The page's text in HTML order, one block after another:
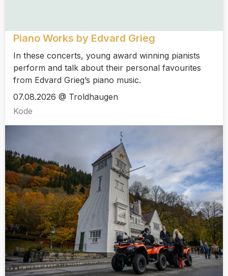
Piano Works by Edvard Grieg
In these concerts, young award winning pianists
perform and talk about their personal favourites
from Edvard Grieg’s piano music.
07.08.2026 @ Troldhaugen
Kode